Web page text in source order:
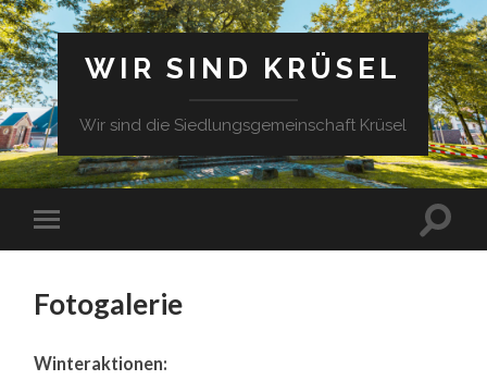
WIR SIND KRÜSEL
Wir sind die Siedlungsgemeinschaft Krüsel
Fotogalerie
Winteraktionen: